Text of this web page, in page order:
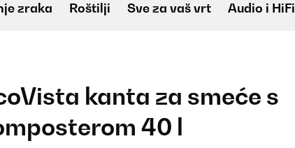
zraka Roštilji Sve za vaš vrt Audio i HiFi
kanta za smeće s
40 l